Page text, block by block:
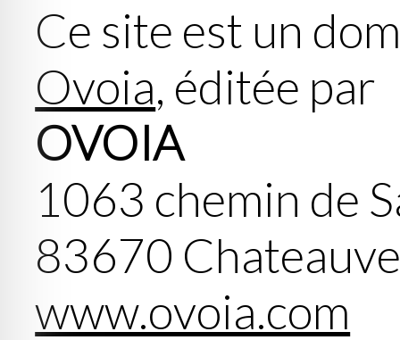
Ce site est un
Ovoia, éditée par
OVOIA
1063 chemin de
83670
www.ovoia.com